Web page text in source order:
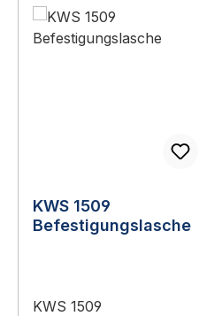
KWS 1509
Befestigungslasche
KWS 1509